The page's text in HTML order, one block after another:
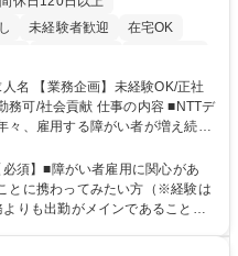
未経験者歓迎
在宅OK
仕事の内容 ■NTTデ
々、雇用する障がい者が増え続け
者の増加数が多いため、その業
大およ
請書の作成代行等) ■新規事業・
の方にどんな仕事があると良いか
須】■障がい者雇用に関心があ
とに携わってみたい方（※経験は
りも出勤がメインであることに